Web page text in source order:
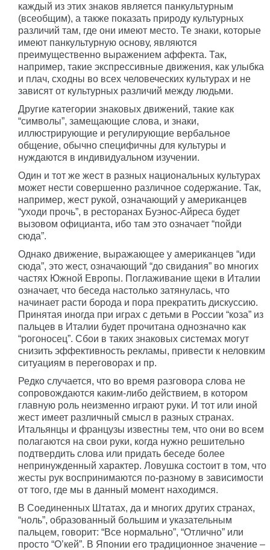
каждый из этих знаков является панкультурным
(всеобщим), а также показать природу культурных
различий там, где они имеют место. Те знаки, которые
имеют панкультурную основу, являются
преимущественно выражением аффекта. Так,
например, такие экспрессивные движения, как улыбка
и плач, сходны во всех человеческих культурах и не
зависят от культурных различий между людьми.
Другие категории знаковых движений, такие как
“символы”, замещающие слова, и знаки,
иллюстрирующие и регулирующие вербальное
общение, обычно специфичны для культуры и
нуждаются в индивидуальном изучении.
Один и тот же жест в разных национальных культурах
может нести совершенно различное содержание. Так,
например, жест рукой, означающий у американцев
“уходи прочь”, в ресторанах Буэнос-Айреса будет
вызовом официанта, ибо там это означает “пойди
сюда”.
Однако движение, выражающее у американцев “иди
сюда”, это жест, означающий “до свидания” во многих
частях Южной Европы. Поглаживание щеки в Италии
означает, что беседа настолько затянулась, что
начинает расти борода и пора прекратить дискуссию.
Принятая иногда при играх с детьми в России “коза” из
пальцев в Италии будет прочитана однозначно как
“рогоносец”. Сбои в таких знаковых системах могут
снизить эффективность рекламы, привести к неловким
ситуациям в переговорах и пр.
Редко случается, что во время разговора слова не
сопровождаются каким-либо действием, в котором
главную роль неизменно играют руки. И тот или иной
жест имеет различный смысл в разных странах.
Итальянцы и французы известны тем, что они во всем
полагаются на свои руки, когда нужно решительно
подтвердить слова или придать беседе более
непринужденный характер. Ловушка состоит в том, что
жесты рук воспринимаются по-разному в зависимости
от того, где мы в данный момент находимся.
В Соединенных Штатах, да и многих других странах,
“ноль”, образованный большим и указательным
пальцем, говорит: “Все нормально”, “Отлично” или
просто “О’кей”. В Японии его традиционное значение –